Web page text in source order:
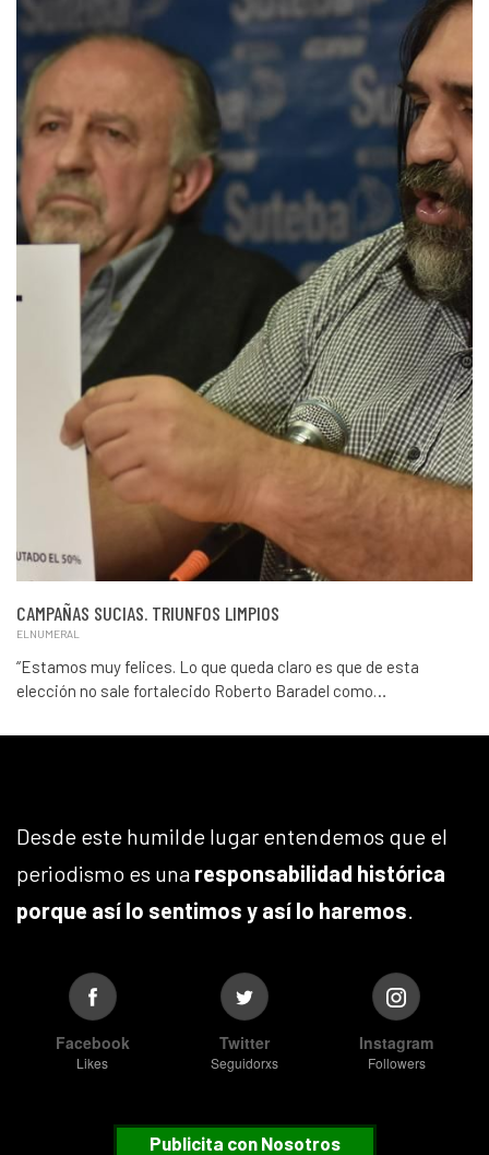
CAMPAÑAS SUCIAS. TRIUNFOS LIMPIOS
ELNUMERAL
“Estamos muy felices. Lo que queda claro es que de esta
elección no sale fortalecido Roberto Baradel como…
Desde este humilde lugar entendemos que el
periodismo es una responsabilidad histórica
porque así lo sentimos y así lo haremos
Facebook
Likes
Twitter
Seguidorxs
Instagram
Followers
Publicita con Nosotros